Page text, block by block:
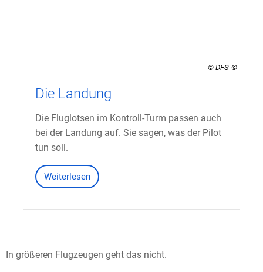
© DFS
Die Landung
Die Fluglotsen im Kontroll-Turm passen auch
bei der Landung auf. Sie sagen, was der Pilot
tun soll.
Weiterlesen
In größeren Flugzeugen geht das nicht.